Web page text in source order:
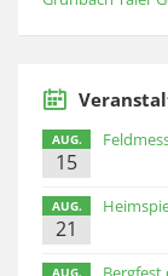
AUG.
15
AUG.
21
AUG.